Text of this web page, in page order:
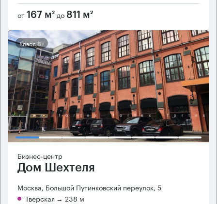
от 167 м² до 811 м²
Класс B+
Бизнес-центр
Дом Шехтеля
Москва, Большой Путинковский переулок, 5
Тверская → 238 м